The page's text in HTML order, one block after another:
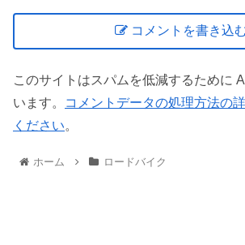
コメントを書き込
このサイトはスパムを低減するために
います。
コメントデータの処理方法の
ください。
ホーム ロードバイク